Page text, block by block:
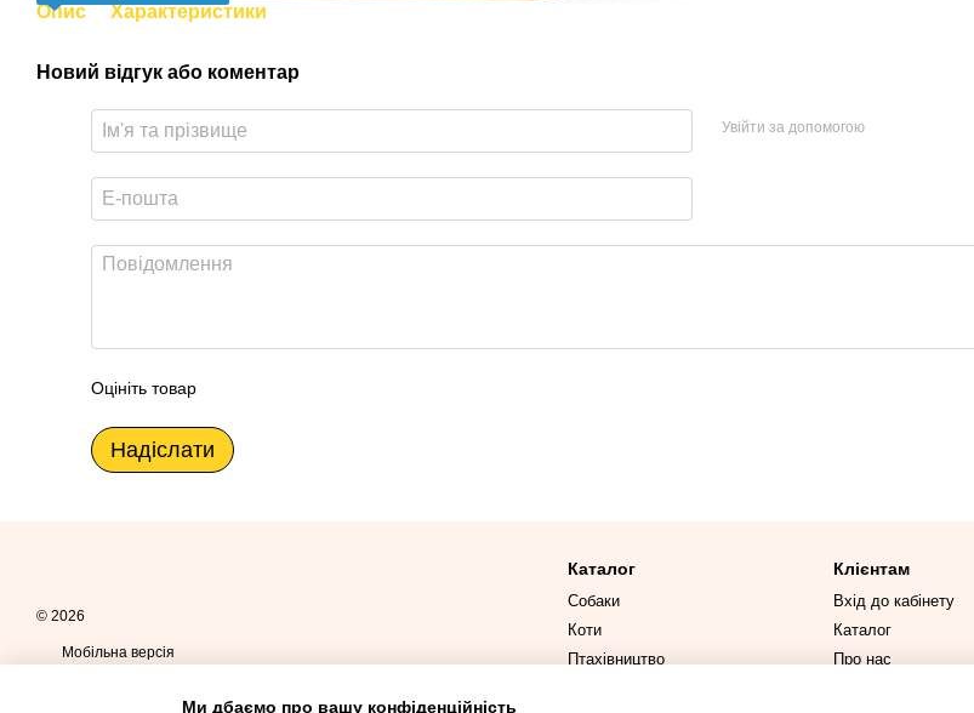
Опис Характеристики
Новий відгук або коментар
Увійти за допомогою
Оцініть товар
Надіслати
© 2026
Мобільна версія
Каталог
Собаки
Коти
Птахівництво
Клієнтам
Вхід до кабінету
Каталог
Про нас
Ми дбаємо про вашу конфіденційність